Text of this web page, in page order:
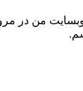
وبسایت من در